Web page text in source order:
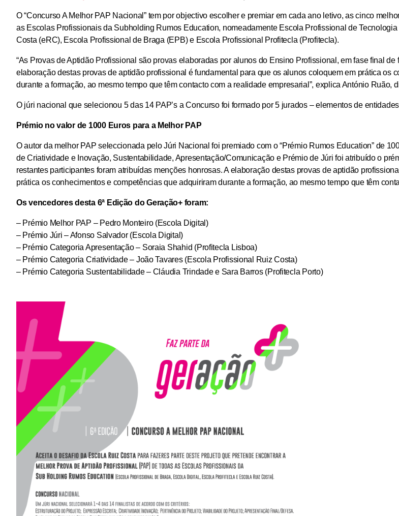
O “Concurso A Melhor PAP Nacional” tem por objectivo escolher e premiar em cada ano letivo, as cinco
as Escolas Profissionais da Subholding Rumos Education, nomeadamente Escola Profissional de
Costa (eRC), Escola Profissional de Braga (EPB) e Escola Profissional Profitecla (Profitecla).
“As Provas de Aptidão Profissional são provas elaboradas por alunos do Ensino Profissional, em fase final
elaboração destas provas de aptidão profissional é fundamental para que os alunos coloquem em prática os
durante a formação, ao mesmo tempo que têm contacto com a realidade empresarial”, explica António Ruão,
O júri nacional que selecionou 5 das 14 PAP’s a Concurso foi formado por 5 jurados – elementos de
Prémio no valor de 1000 Euros para a Melhor PAP
O autor da melhor PAP seleccionada pelo Júri Nacional foi premiado com o “Prémio Rumos Education” de
de Criatividade e Inovação, Sustentabilidade, Apresentação/Comunicação e Prémio de Júri foi atribuído o
restantes participantes foram atribuídas menções honrosas. A elaboração destas provas de aptidão
prática os conhecimentos e competências que adquiriram durante a formação, ao mesmo tempo que têm
Os vencedores desta 6ª Edição do Geração+ foram:
– Prémio Melhor PAP – Pedro Monteiro (Escola Digital)
– Prémio Júri – Afonso Salvador (Escola Digital)
– Prémio Categoria Apresentação – Soraia Shahid (Profitecla Lisboa)
– Prémio Categoria Criatividade – João Tavares (Escola Profissional Ruiz Costa)
– Prémio Categoria Sustentabilidade – Cláudia Trindade e Sara Barros (Profitecla Porto)